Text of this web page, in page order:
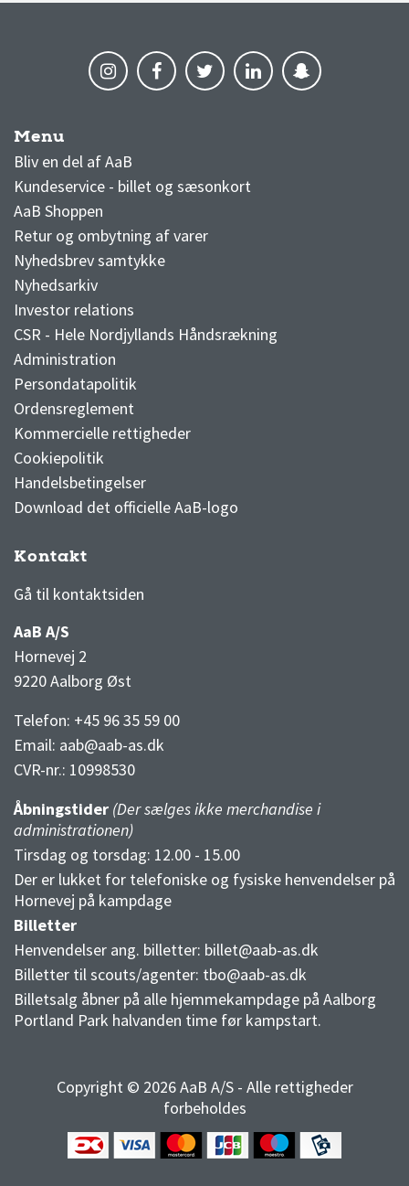
Menu
Bliv en del af AaB
Kundeservice - billet og sæsonkort
AaB Shoppen
Retur og ombytning af varer
Nyhedsbrev samtykke
Nyhedsarkiv
Investor relations
CSR - Hele Nordjyllands Håndsrækning
Administration
Persondatapolitik
Ordensreglement
Kommercielle rettigheder
Cookiepolitik
Handelsbetingelser
Download det officielle AaB-logo
Kontakt
Gå til kontaktsiden
AaB A/S
Hornevej 2
9220 Aalborg Øst
Telefon: +45 96 35 59 00
Email: aab@aab-as.dk
CVR-nr.: 10998530
Åbningstider (Der sælges ikke merchandise i
administrationen)
Tirsdag og torsdag: 12.00 - 15.00
Der er lukket for telefoniske og fysiske henvendelser på
Hornevej på kampdage
Billetter
Henvendelser ang. billetter: billet@aab-as.dk
Billetter til scouts/agenter: tbo@aab-as.dk
Billetsalg åbner på alle hjemmekampdage på Aalborg
Portland Park halvanden time før kampstart.
Copyright © 2026 AaB A/S - Alle rettigheder
forbeholdes